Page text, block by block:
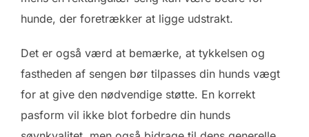
hunde, der foretrækker at ligge udstrakt.
Det er også værd at bemærke, at tykkelsen og
fastheden af sengen bør tilpasses din hunds vægt
for at give den nødvendige støtte. En korrekt
pasform vil ikke blot forbedre din hunds